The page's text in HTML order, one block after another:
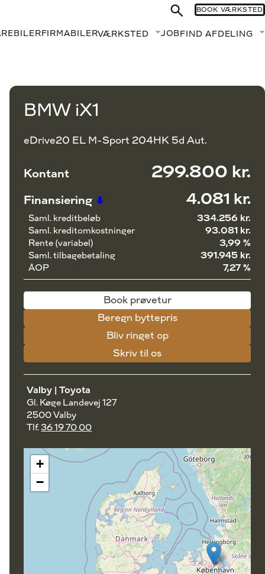
FIRMABILERVÆRKSTED Fold undermenu ud
JOB FIND AFDELING
BOOK VÆRKSTED
BMW iX1
eDrive20 EL M-Sport 204HK 5d Aut.
Kontant 299.800 kr.
Finansiering 4.081 kr.
Saml. kreditbeløb
334.256 kr.
Saml. kreditomkostninger
93.081 kr.
Rente (variabel)
3,99 %
Saml. tilbagebetaling
391.945 kr.
ÅOP
7,27 %
Book prøvetur
Beregn byttepris
Bliv ringet op
Skriv til os
Valby | Toyota
Gl. Køge Landevej 127
2500 Valby
Tlf.36 19 70 00